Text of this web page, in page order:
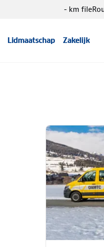
Lidmaatschap Zakelijk
- km file